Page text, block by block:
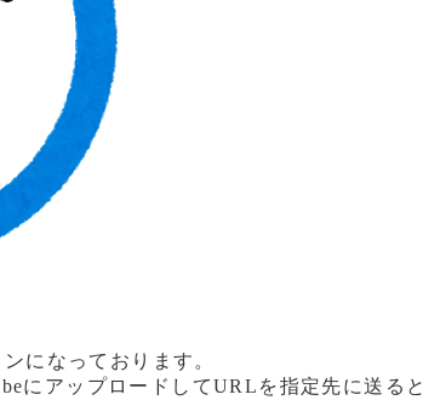
になっております。
にアップロードしてURLを指定先に送ると